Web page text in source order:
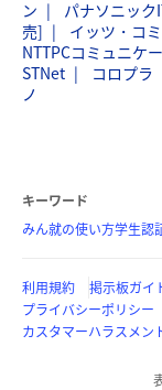
ン
パナソニッ
売]
イッツ・コ
NTTPCコミュニケ
STNet
コロプラ
ノ
キーワード
みん就の使い方学生認
利用規約 掲示板ガイ
プライバシーポリシー
カスタマーハラスメン